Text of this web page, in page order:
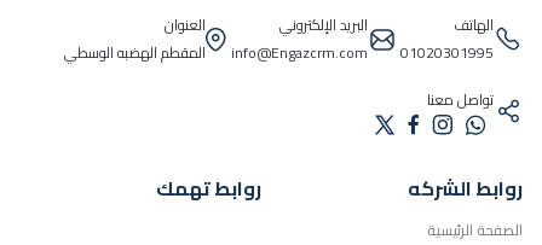
الهاتف
01020301995
البريد الإلكتروني
info@Engazcrm.com
العنوان
المقطم الهضبه الوسطي
تواصل معنا
روابط الشركه
الصفحة الرئيسية
روابط تهمك